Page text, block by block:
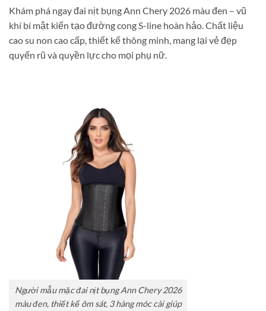
Khám phá ngay đai nịt bụng Ann Chery 2026 màu đen – vũ
khí bí mật kiến tạo đường cong S-line hoàn hảo. Chất liệu
cao su non cao cấp, thiết kế thông minh, mang lại vẻ đẹp
quyến rũ và quyền lực cho mọi phụ nữ.
Người mẫu mặc đai nịt bụng Ann Chery 2026
màu đen, thiết kế ôm sát, 3 hàng móc cài giúp